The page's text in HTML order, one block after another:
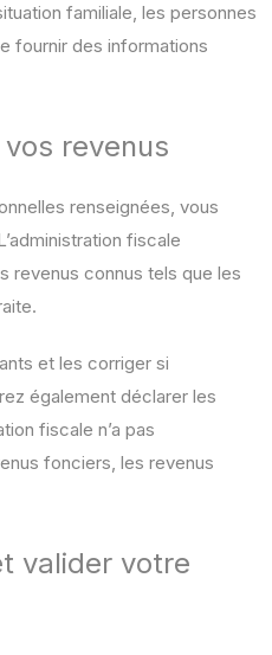
familiale, les personnes
fournir des informations
revenus
renseignées, vous
fiscale
revenus connus tels que les
et les corriger si
également déclarer les
fiscale n’a pas
fonciers, les revenus
valider votre